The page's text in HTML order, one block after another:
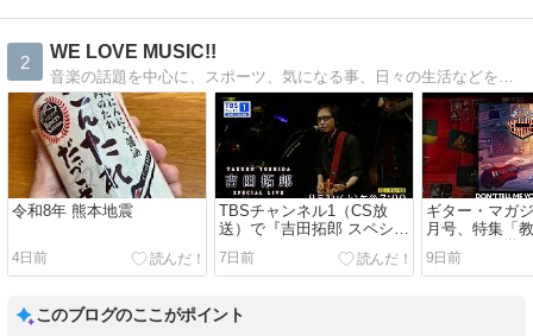
2
WE LOVE MUSIC!!
令和8年 熊本地震
4日前
TBSチャンネル1（CS放
送）で『吉田拓郎 スペシャ
ルLIVE 春だったね2026』
が8/1放送に（テレビ初独占
7日前
ギター・マガ
月号、特集「
テレキャス学
売。
9日前
このブログのここがポイント